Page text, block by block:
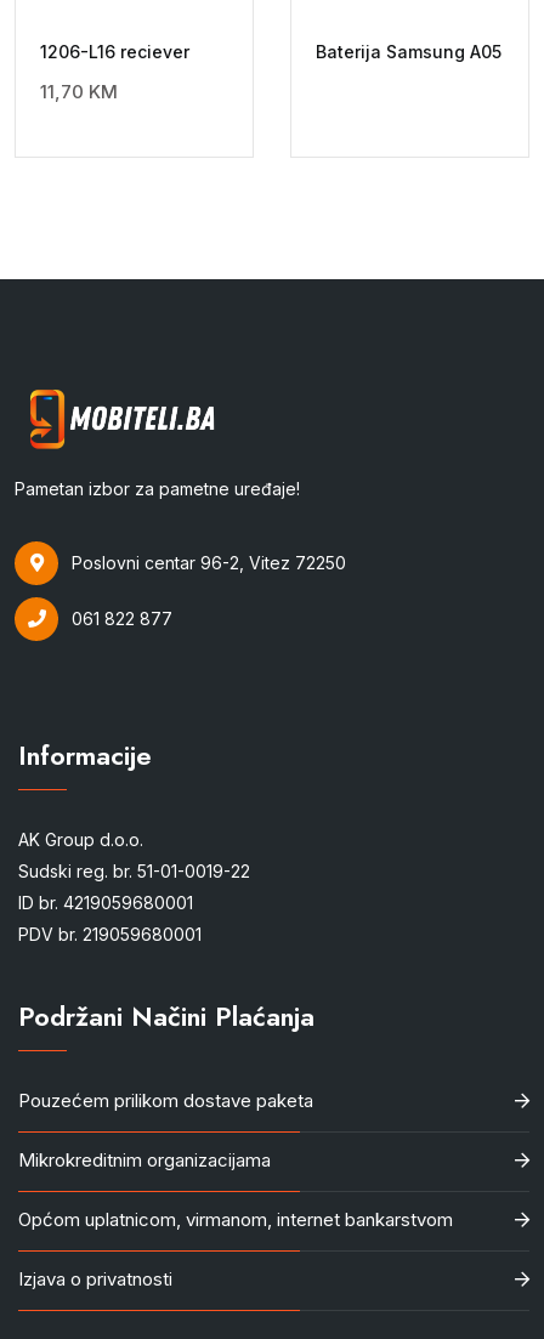
1206-L16 reciever
11,70 KM
Baterija Samsung A05
Pametan izbor za pametne uređaje!
Poslovni centar 96-2, Vitez 72250
061 822 877
Informacije
AK Group d.o.o.
Sudski reg. br. 51-01-0019-22
ID br. 4219059680001
PDV br. 219059680001
Podržani Načini Plaćanja
Pouzećem prilikom dostave paketa
Mikrokreditnim organizacijama
Općom uplatnicom, virmanom, internet bankarstvom
Izjava o privatnosti